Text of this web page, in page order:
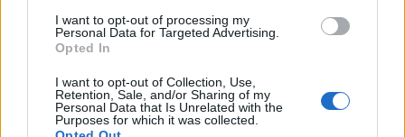
I want to opt-out of processing my
Personal Data for Targeted Advertising.
Opted In
I want to opt-out of Collection, Use,
Retention, Sale, and/or Sharing of my
Personal Data that Is Unrelated with the
Purposes for which it was collected.
que ce sera le cas.
Pour suivre l'
à vous rendre chez notre partenaire
RezoSport.com qui sélectionne l'actu boxe issue
des meilleurs médias, et propose également les